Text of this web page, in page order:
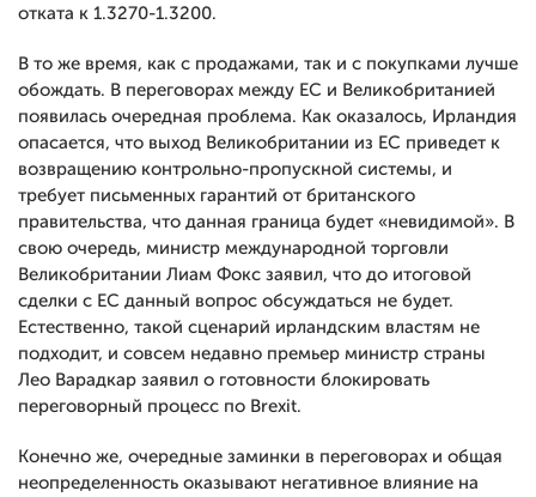
отката к 1.3270-1.3200.
В то же время, как с продажами, так и с покупками лучше
обождать. В переговорах между ЕС и Великобританией
появилась очередная проблема. Как оказалось, Ирландия
опасается, что выход Великобритании из ЕС приведет к
возвращению контрольно-пропускной системы, и
требует письменных гарантий от британского
правительства, что данная граница будет «невидимой». В
свою очередь, министр международной торговли
Великобритании Лиам Фокс заявил, что до итоговой
сделки с ЕС данный вопрос обсуждаться не будет.
Естественно, такой сценарий ирландским властям не
подходит, и совсем недавно премьер министр страны
Лео Варадкар заявил о готовности блокировать
переговорный процесс по Brexit.
Конечно же, очередные заминки в переговорах и общая
неопределенность оказывают негативное влияние на